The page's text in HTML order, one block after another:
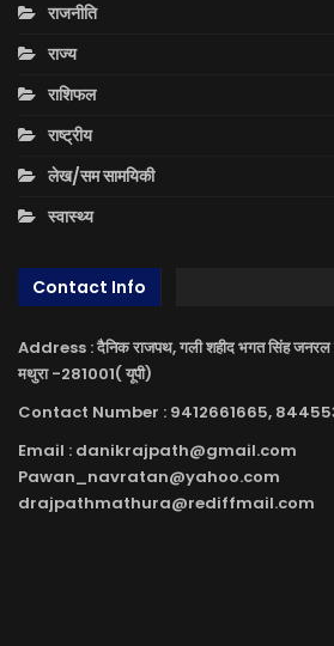
राजनीति
राज्य
राशिफल
राष्ट्रीय
लेख/सम सामयिकी
स्वास्थ्य
Contact Info
Address : दैनिक राजपथ, गली शहीद भगत सिंह
मथुरा -281001( यूपी)
Contact Number : 9412661665,
Email : danikrajpath@gmail.com
Pawan_navratan@yahoo.com
drajpathmathura@rediffmail.com